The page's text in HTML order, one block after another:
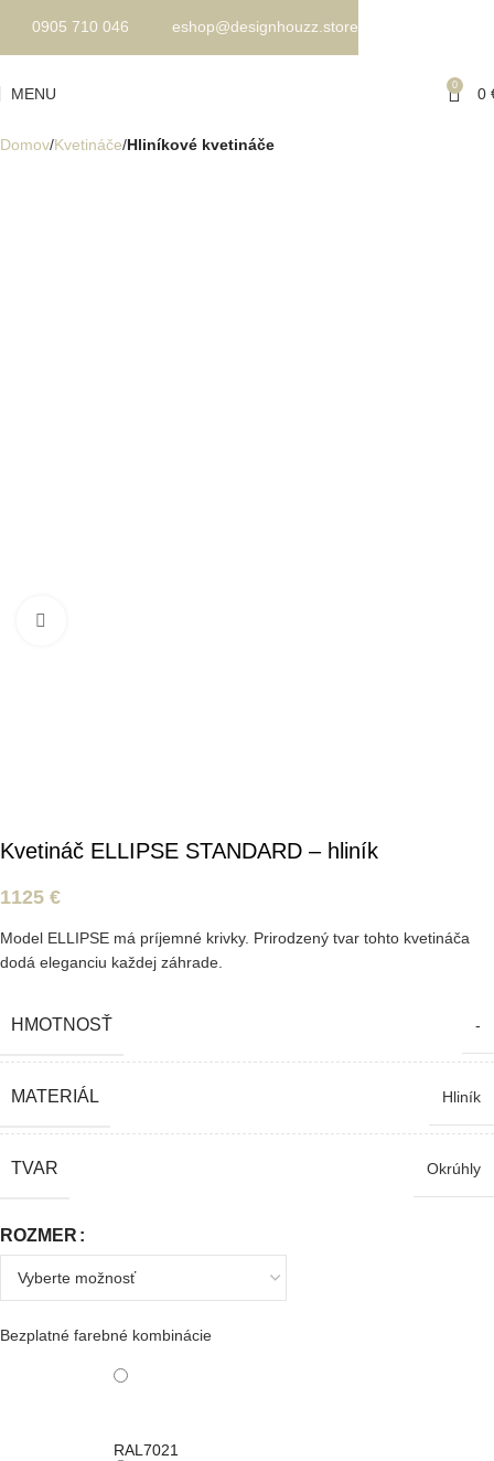
MENU 0 0
Domov Kvetináče Hliníkové kvetináče
Kvetináč ELLIPSE STANDARD – hliník
1125 €
Model ELLIPSE má príjemné krivky. Prirodzený tvar tohto kvetináča
dodá eleganciu každej záhrade.
HMOTNOSŤ -
MATERIÁL Hliník
TVAR Okrúhly
ROZMER
Bezplatné farebné kombinácie
RAL7021
0905 710 046 eshop@designhouzz.store